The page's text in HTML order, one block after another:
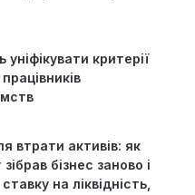
уніфікувати критерії
втрати активів: як
бізнес заново і
на ліквідність,